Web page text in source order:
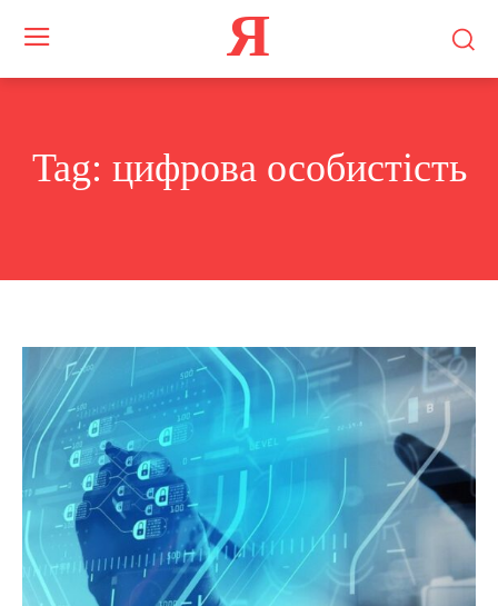
Я
Tag: цифрова особистість